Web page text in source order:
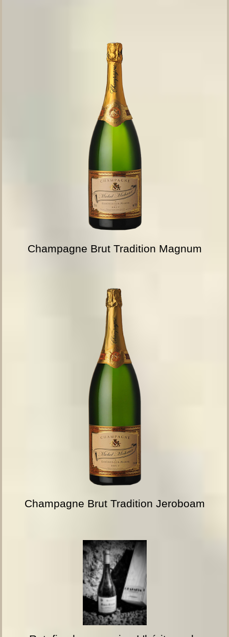
Champagne Brut Tradition Magnum
Champagne Brut Tradition Jeroboam